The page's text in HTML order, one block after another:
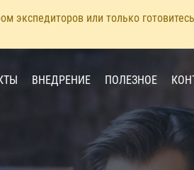
экспедиторов или только
ВНЕДРЕНИЕ ПОЛЕЗНОЕ